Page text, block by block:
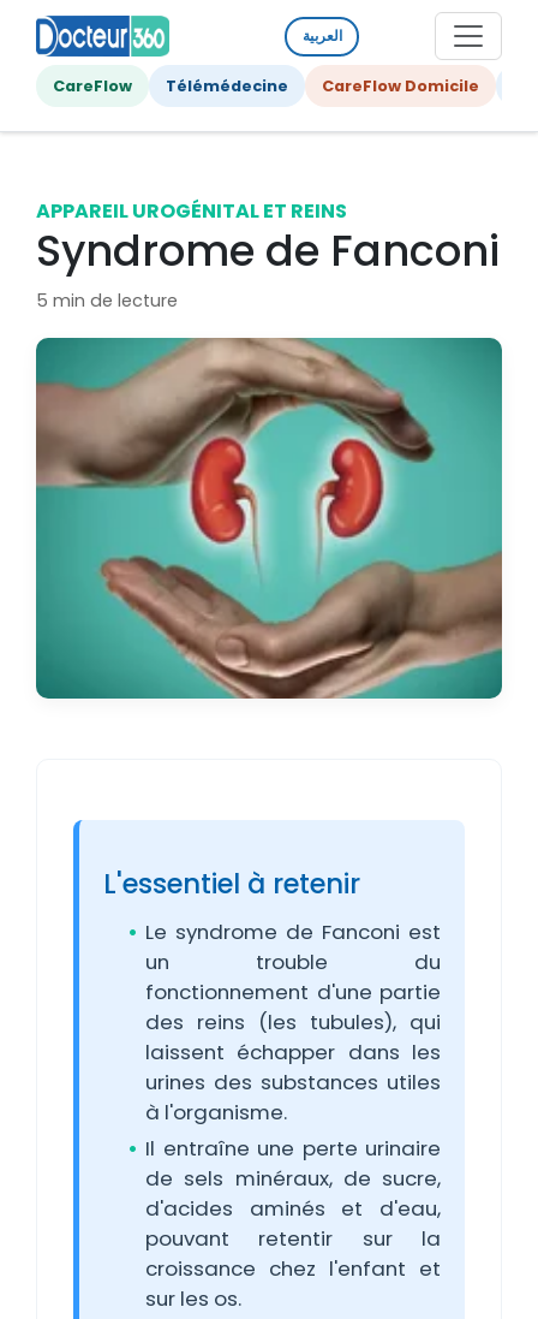
العربية
CareFlow Télémédecine CareFlow Domicile
APPAREIL UROGÉNITAL ET REINS
Syndrome de Fanconi
5 min de lecture
L'essentiel à retenir
Le syndrome de Fanconi est
un trouble du
fonctionnement d'une partie
des reins (les tubules), qui
laissent échapper dans les
urines des substances utiles
à l'organisme.
Il entraîne une perte urinaire
de sels minéraux, de sucre,
d'acides aminés et d'eau,
pouvant retentir sur la
croissance chez l'enfant et
sur les os.